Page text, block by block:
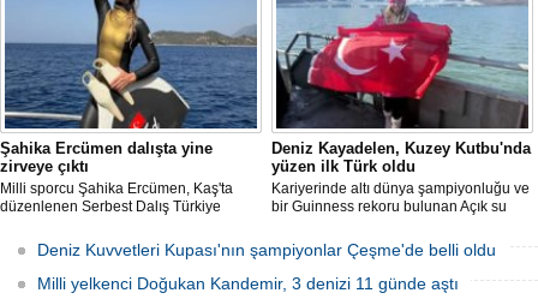
Şahika Ercümen dalışta yine
zirveye çıktı
Milli sporcu Şahika Ercümen, Kaş'ta
düzenlenen Serbest Dalış Türkiye
kategorisinde 68 metre dalış yaparak
şampiyon oldu.
Deniz Kayadelen, Kuzey Kutbu'nda
yüzen ilk Türk oldu
Kariyerinde altı dünya şampiyonluğu ve
bir Guinness rekoru bulunan Açık su
sıcaklıktaki Arktik sularda 1200 metre
yüzerek Kuzey Kutbu'nda yüzen ilk Türk
oldu.
Deniz Kuvvetleri Kupası'nın şampiyonlar Çeşme'de belli oldu
Milli yelkenci Doğukan Kandemir, 3 denizi 11 günde aştı